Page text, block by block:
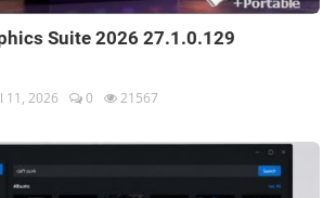
Suite 2026 27.1.0.129
11, 2026 0 21567